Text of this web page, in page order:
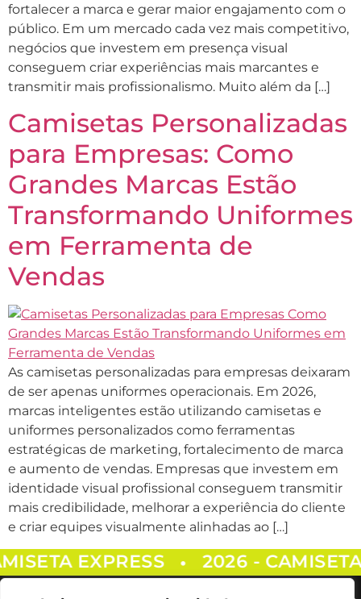
fortalecer a marca e gerar maior engajamento com o
público. Em um mercado cada vez mais competitivo,
negócios que investem em presença visual
conseguem criar experiências mais marcantes e
transmitir mais profissionalismo. Muito além da […]
Camisetas Personalizadas
para Empresas: Como
Grandes Marcas Estão
Transformando Uniformes
em Ferramenta de
Vendas
As camisetas personalizadas para empresas deixaram
de ser apenas uniformes operacionais. Em 2026,
marcas inteligentes estão utilizando camisetas e
uniformes personalizados como ferramentas
estratégicas de marketing, fortalecimento de marca
e aumento de vendas. Empresas que investem em
identidade visual profissional conseguem transmitir
mais credibilidade, melhorar a experiência do cliente
e criar equipes visualmente alinhadas ao […]
EXPRESS • 2026 -